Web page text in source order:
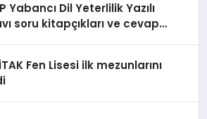
Yabancı Dil Yeterlilik Yazılı
soru kitapçıkları ve cevap
Fen Lisesi ilk mezunlarını